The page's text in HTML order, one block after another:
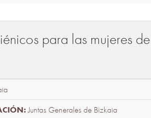
para las mujeres
Juntas Generales de Bizkaia